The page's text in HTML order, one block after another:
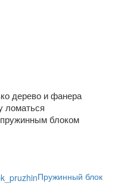
дерево и фанера
ломаться
блоком
Пружинный блок